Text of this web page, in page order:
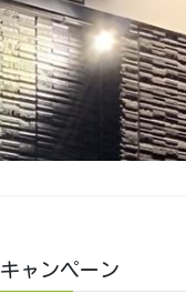
キャンペーン